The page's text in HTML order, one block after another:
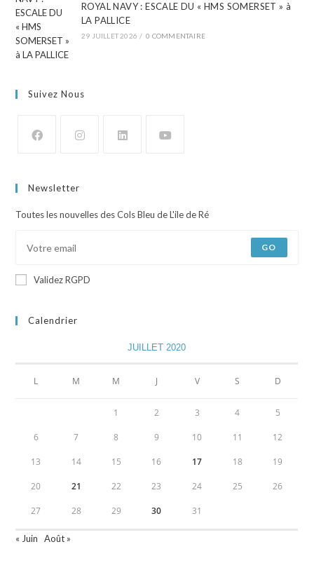
ROYAL NAVY : ESCALE DU « HMS SOMERSET » à
LA PALLICE
29 JUILLET 2026 / 0 COMMENTAIRE
Suivez Nous
Newsletter
Toutes les nouvelles des Cols Bleu de L'ile de Ré
GO
Validez RGPD
Calendrier
JUILLET 2020
L M M J V S D
1 2 3 4 5
6 7 8 9 10 11 12
13 14 15 16 17 18 19
20 21 22 23 24 25 26
27 28 29 30 31
« Juin Août »